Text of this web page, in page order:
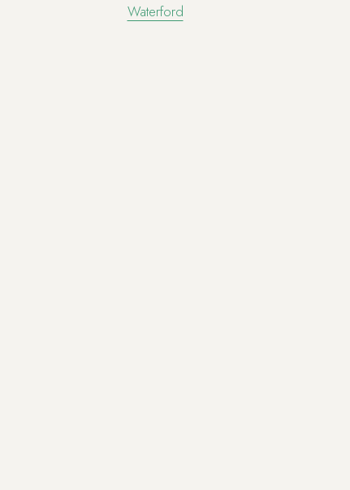
Waterford